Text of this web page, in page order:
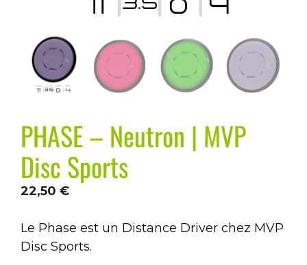
PHASE – Neutron | MVP
Disc Sports
22,50 €
Le Phase est un Distance Driver chez MVP
Disc Sports.